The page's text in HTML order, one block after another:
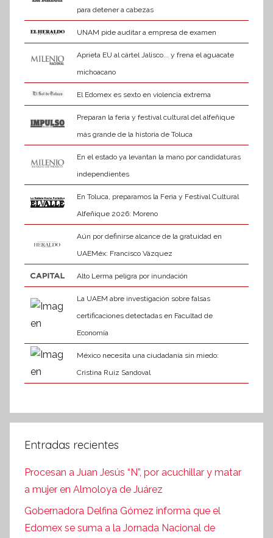
para detener a cabezas
UNAM pide auditar a empresa de examen
Aprieta EU al cártel Jalisco... y frena el aguacate
michoacano
El Edomex es sexto en violencia extrema
Preparan la feria y festival cultural del alfeñique
más grande de la historia de Toluca
En el estado ya levantan la mano por candidaturas
independientes
En Toluca, preparamos la Feria y Festival Cultural
Alfeñique 2026: Moreno
Aún por definirse alcance de la gratuidad en
UAEMéx: Francisco Vázquez
Alto Lerma peligra por inundación
La UAEM abre investigación sobre falsas
certificaciones detectadas en Facultad de
Economía
México necesita una ciudadanía sin miedo:
Cristina Ruiz Sandoval
Entradas recientes
Procesan a Juan Jesús “N”, por acuchillar y matar
a mujer en Almoloya de Juárez
Gobernadora Delfina Gómez informa que el
Edomex se suma a la Jornada Nacional de